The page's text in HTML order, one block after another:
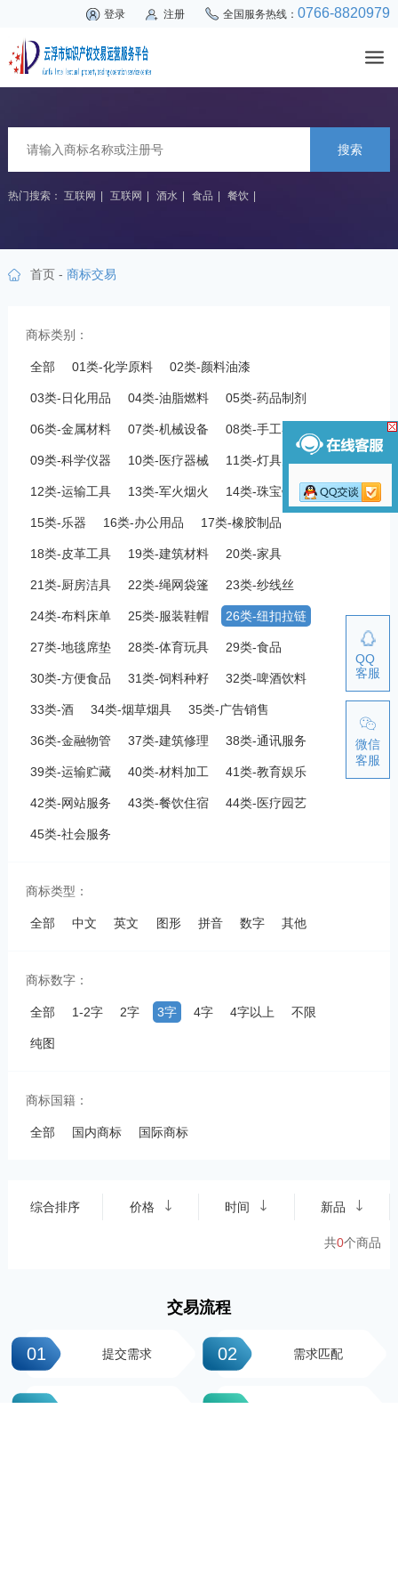
登录 注册 全国服务热线：0766-8820979
搜索
热门搜索： 互联网 互联网 酒水 食品 餐饮
首页- 商标交易
商标类别：
全部 01类-化学原料 02类-颜料油漆
03类-日化用品 04类-油脂燃料 05类-药品制剂
06类-金属材料 07类-机械设备 08类-手工器械
09类-科学仪器 10类-医疗器械 11类-灯具空调
12类-运输工具 13类-军火烟火 14类-珠宝钟表
15类-乐器 16类-办公用品 17类-橡胶制品
18类-皮革工具 19类-建筑材料 20类-家具
21类-厨房洁具 22类-绳网袋篷 23类-纱线丝
24类-布料床单 25类-服装鞋帽 26类-纽扣拉链
27类-地毯席垫 28类-体育玩具 29类-食品
30类-方便食品 31类-饲料种籽 32类-啤酒饮料
33类-酒 34类-烟草烟具 35类-广告销售
36类-金融物管 37类-建筑修理 38类-通讯服务
39类-运输贮藏 40类-材料加工 41类-教育娱乐
42类-网站服务 43类-餐饮住宿 44类-医疗园艺
45类-社会服务
商标类型：
全部 中文 英文 图形 拼音 数字 其他
商标数字：
全部 1-2字 2字 3字 4字 4字以上 不限
纯图
商标国籍：
全部 国内商标 国际商标
综合排序 价格 时间 新品
共0个商品
交易流程
01 提交需求 02 需求匹配
03 04
QQ
客服
微信
客服